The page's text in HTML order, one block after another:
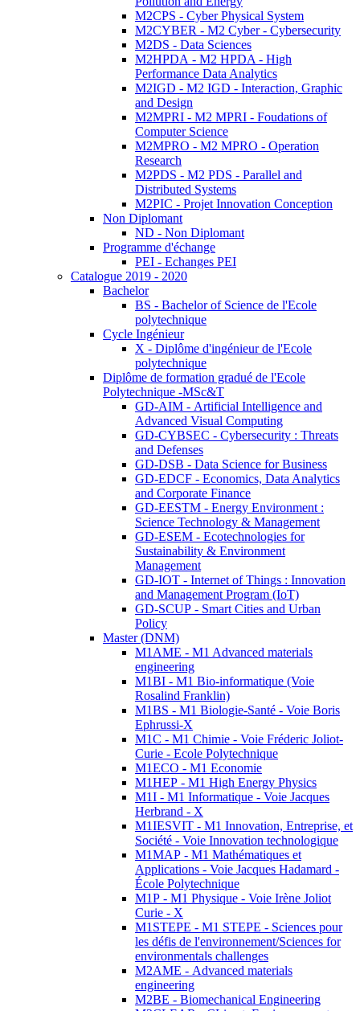
M2CPS - Cyber Physical System
M2CYBER - M2 Cyber - Cybersecurity
M2DS - Data Sciences
M2HPDA - M2 HPDA - High
Performance Data Analytics
M2IGD - M2 IGD - Interaction, Graphic
and Design
M2MPRI - M2 MPRI - Foudations of
Computer Science
M2MPRO - M2 MPRO - Operation
Research
M2PDS - M2 PDS - Parallel and
Distributed Systems
M2PIC - Projet Innovation Conception
Non Diplomant
ND - Non Diplomant
Programme d'échange
PEI - Echanges PEI
Catalogue 2019 - 2020
Bachelor
BS - Bachelor of Science de l'Ecole
polytechnique
Cycle Ingénieur
X - Diplôme d'ingénieur de l'Ecole
polytechnique
Diplôme de formation gradué de l'Ecole
Polytechnique -MSc&T
GD-AIM - Artificial Intelligence and
Advanced Visual Computing
GD-CYBSEC - Cybersecurity : Threats
and Defenses
GD-DSB - Data Science for Business
GD-EDCF - Economics, Data Analytics
and Corporate Finance
GD-EESTM - Energy Environment :
Science Technology & Management
GD-ESEM - Ecotechnologies for
Sustainability & Environment
Management
GD-IOT - Internet of Things : Innovation
and Management Program (IoT)
GD-SCUP - Smart Cities and Urban
Policy
Master (DNM)
M1AME - M1 Advanced materials
engineering
M1BI - M1 Bio-informatique (Voie
Rosalind Franklin)
M1BS - M1 Biologie-Santé - Voie Boris
Ephrussi-X
M1C - M1 Chimie - Voie Fréderic Joliot-
Curie - Ecole Polytechnique
M1ECO - M1 Economie
M1HEP - M1 High Energy Physics
M1I - M1 Informatique - Voie Jacques
Herbrand - X
M1IESVIT - M1 Innovation, Entreprise, et
Société - Voie Innovation technologique
M1MAP - M1 Mathématiques et
Applications - Voie Jacques Hadamard -
École Polytechnique
M1P - M1 Physique - Voie Irène Joliot
Curie - X
M1STEPE - M1 STEPE - Sciences pour
les défis de l'environnement/Sciences for
environmentals challenges
M2AME - Advanced materials
engineering
M2BE - Biomechanical Engineering